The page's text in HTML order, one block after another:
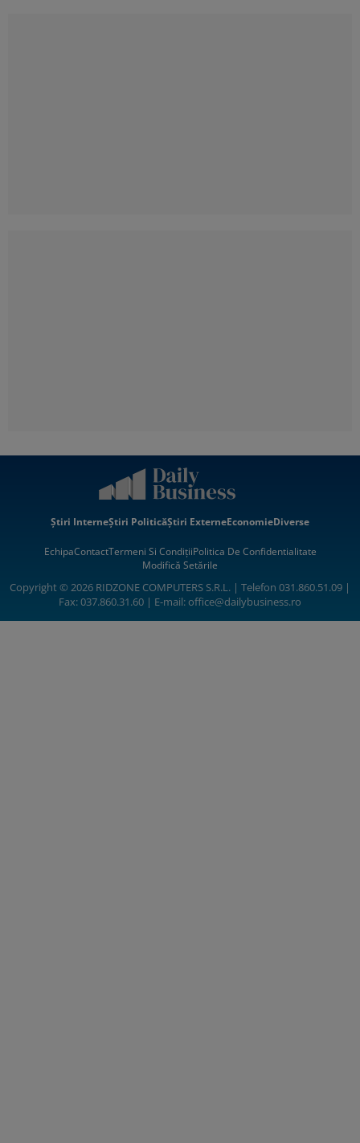
Știri InterneȘtiri PoliticăȘtiri ExterneEconomieDiverse
EchipaContactTermeni Si CondițiiPolitica De Confidentialitate
Modifică Setările
Copyright © 2026 RIDZONE COMPUTERS S.R.L. | Telefon 031.860.51.09 |
Fax: 037.860.31.60 | E-mail:office@dailybusiness.ro